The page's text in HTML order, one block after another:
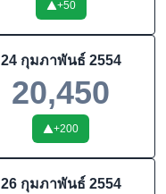
+50
24 กุมภาพันธ์ 2554
20,450
+200
26 กุมภาพันธ์ 2554